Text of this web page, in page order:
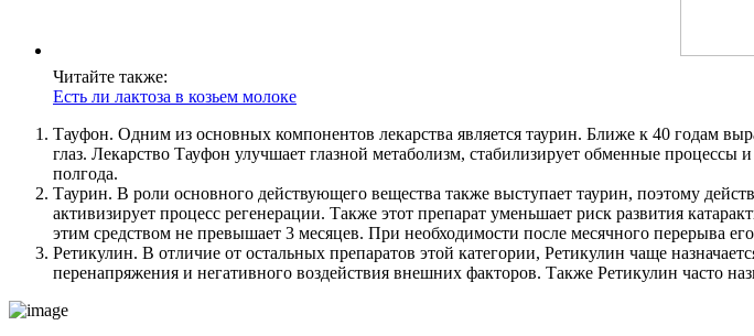
Читайте также:
Есть ли лактоза в козьем молоке
Тауфон. Одним из основных компонентов лекарства является таурин. Ближе к 40 годам
глаз. Лекарство Тауфон улучшает глазной метаболизм, стабилизирует обменные
полгода.
Таурин. В роли основного действующего вещества также выступает таурин, поэтому
активизирует процесс регенерации. Также этот препарат уменьшает риск развития
этим средством не превышает 3 месяцев. При необходимости после месячного перерыва
Ретикулин. В отличие от остальных препаратов этой категории, Ретикулин чаще
перенапряжения и негативного воздействия внешних факторов. Также Ретикулин часто